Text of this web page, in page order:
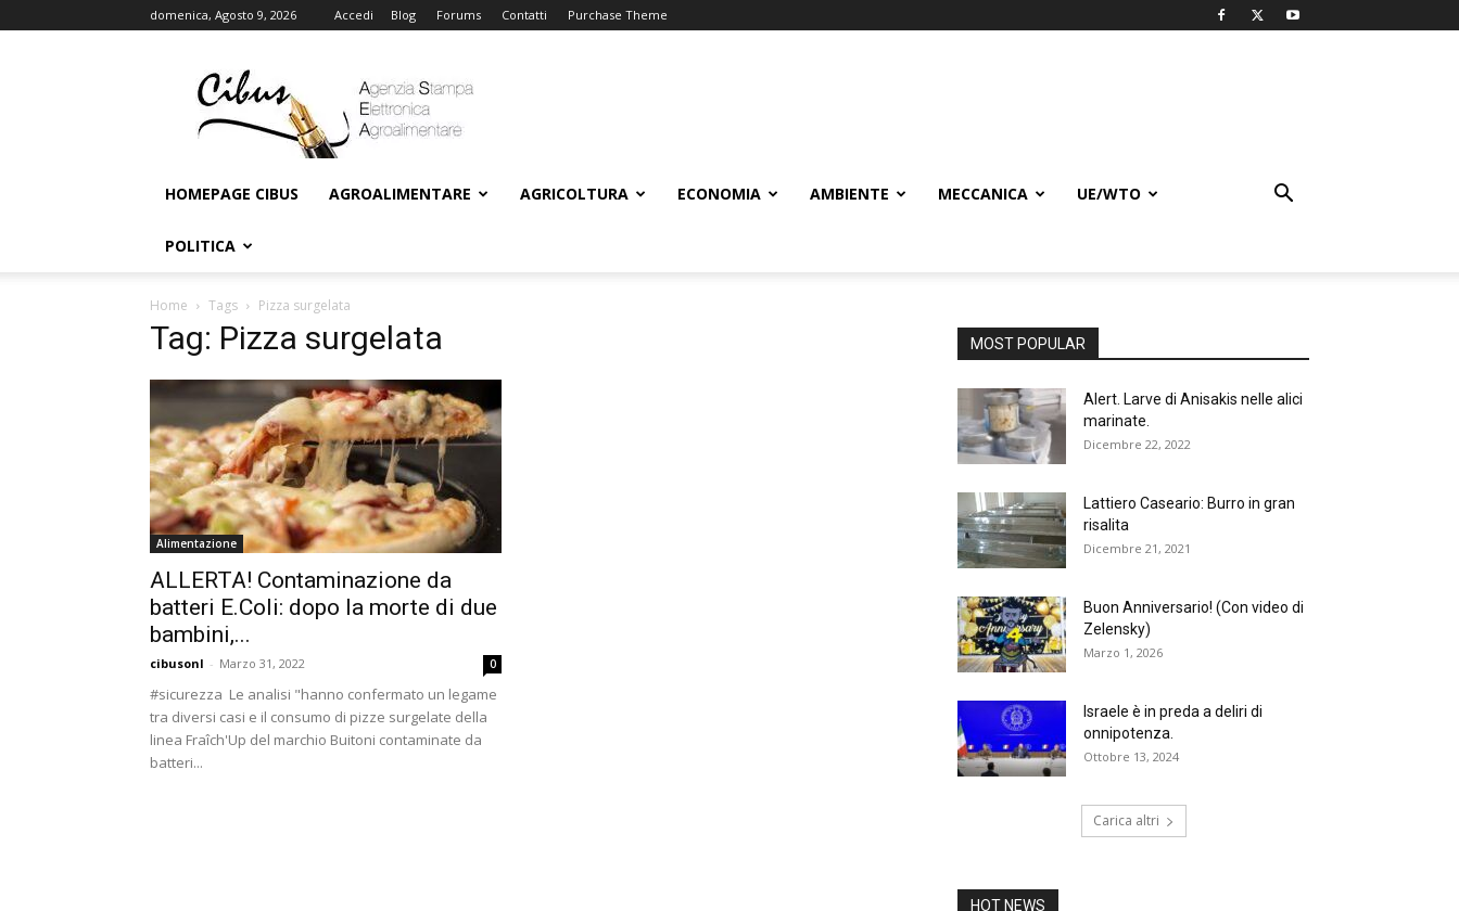
domenica, Agosto 9, 2026 Accedi Blog Forums Contatti Purchase Theme
Online
HOMEPAGE CIBUS AGROALIMENTARE AGRICOLTURA ECONOMIA AMBIENTE MECCANICA UE/WTO
POLITICA
Home Tags Pizza surgelata
Tag: Pizza surgelata
Alimentazione
ALLERTA! Contaminazione da
batteri E.Coli: dopo la morte di due
bambini,...
cibusonl - Marzo 31, 2022 0
#sicurezza Le analisi "hanno confermato un legame
tra diversi casi e il consumo di pizze surgelate della
linea Fraîch'Up del marchio Buitoni contaminate da
batteri...
MOST POPULAR
Alert. Larve di Anisakis nelle alici
marinate.
Dicembre 22, 2022
Lattiero Caseario: Burro in gran
risalita
Dicembre 21, 2021
Buon Anniversario! (Con video di
Zelensky)
Marzo 1, 2026
Israele è in preda a deliri di
onnipotenza.
Ottobre 13, 2024
Carica altri
HOT NEWS